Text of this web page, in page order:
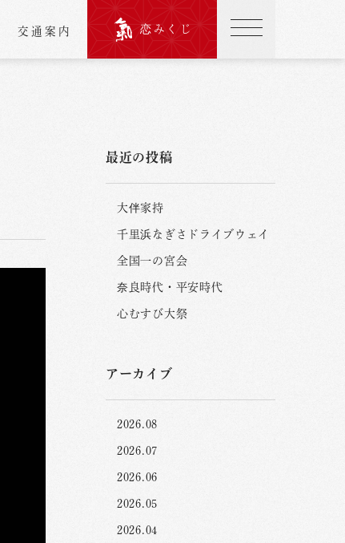
交通案内 恋みくじ
最近の投稿
大伴家持
千里浜なぎさドライブウェイ
全国一の宮会
奈良時代・平安時代
心むすび大祭
アーカイブ
2026.08
2026.07
2026.06
2026.05
2026.04